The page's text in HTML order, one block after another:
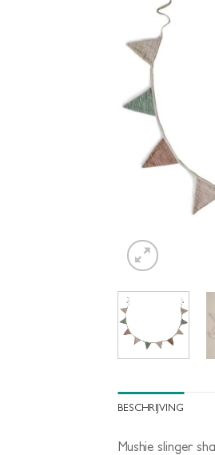
BESCHRIJVING
Mushie slinger